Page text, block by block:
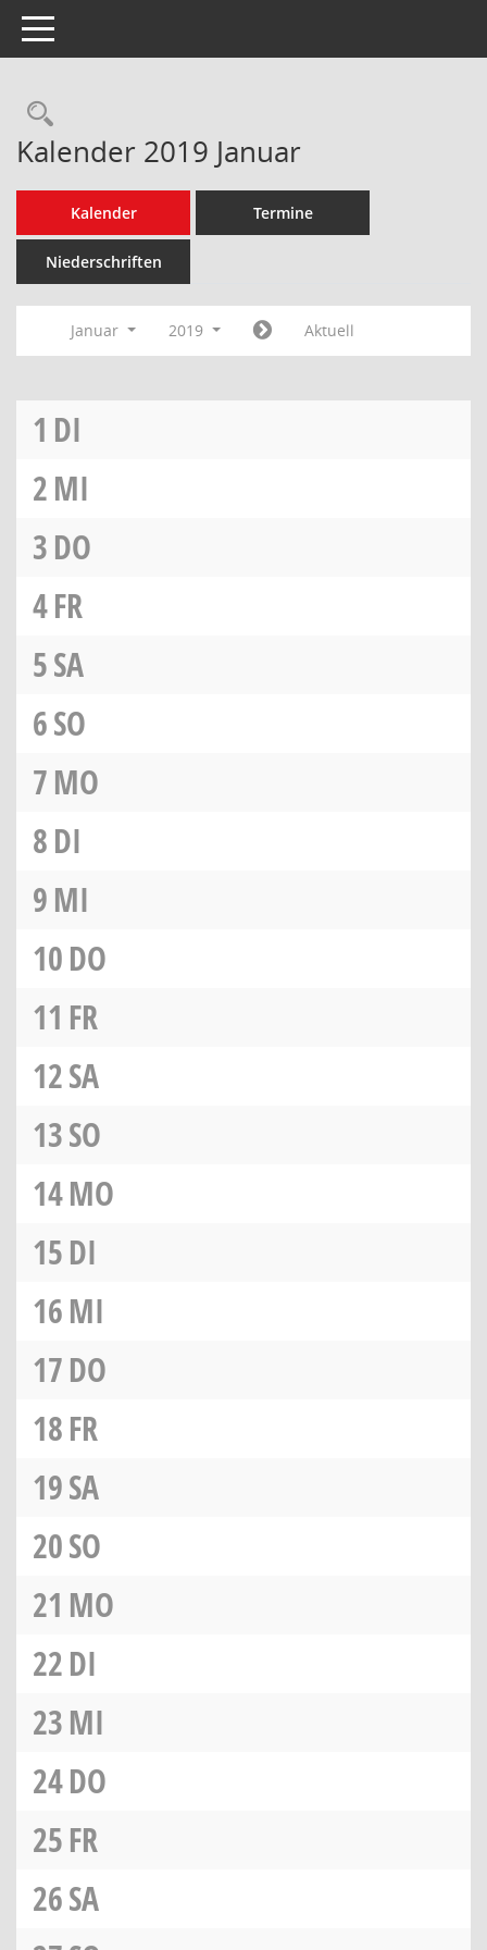
Toggle navigation
Rechercheauswahl
Kalender 2019 Januar
Kalender Termine
Niederschriften
Januar 2019 Aktuell
1 DI
2MI
3DO
4FR
5SA
6SO
7MO
8DI
9MI
10DO
11 FR
12SA
13SO
14MO
15DI
16MI
17DO
18FR
19SA
20SO
21 MO
22DI
23MI
24DO
25FR
26SA